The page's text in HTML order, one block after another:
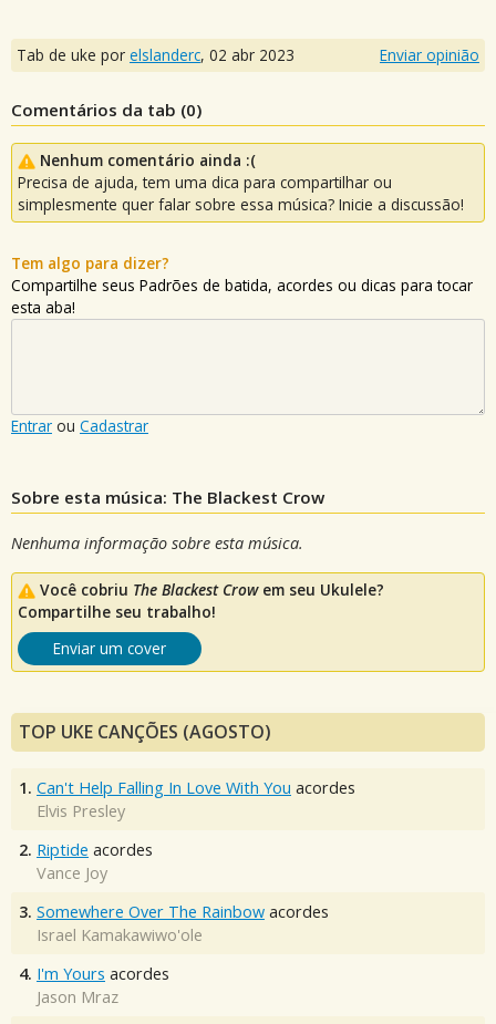
Tab de uke por elslanderc, 02 abr 2023 Enviar opinião
Comentários da tab (0)
Nenhum comentário ainda :(
Precisa de ajuda, tem uma dica para compartilhar ou
simplesmente quer falar sobre essa música? Inicie a discussão!
Tem algo para dizer?
Compartilhe seus Padrões de batida, acordes ou dicas para tocar
esta aba!
Entrar ou Cadastrar
Sobre esta música: The Blackest Crow
Nenhuma informação sobre esta música.
Você cobriu The Blackest Crowem seu Ukulele?
Compartilhe seu trabalho!
Enviar um cover
TOP UKE CANÇÕES (AGOSTO)
1. Can't Help Falling In Love With You acordes
Elvis Presley
2. Riptide acordes
Vance Joy
3. Somewhere Over The Rainbow acordes
Israel Kamakawiwo'ole
4. I'm Yours acordes
Jason Mraz